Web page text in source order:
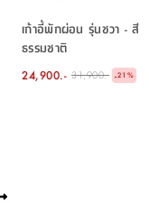
เก้าอี้พักผ่อน รุ่นชวา - สี
ธรรมชาติ
24,900.- 31,900.- -21 %